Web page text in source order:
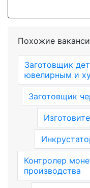
Похожие
Заготовщик
ювелирным и
Заготовщик
Контролер
производства